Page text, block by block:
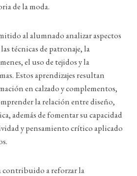
de la moda.
al alumnado analizar aspectos
técnicas de patronaje, la
el uso de tejidos y la
Estos aprendizajes resultan
en calzado y complementos,
la relación entre diseño,
además de fomentar su capacidad
y pensamiento crítico aplicado
contribuido a reforzar la